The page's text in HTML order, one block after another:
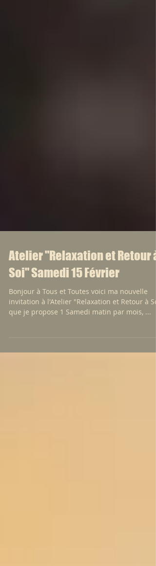
Atelier "Relaxation et Retour à
Soi" Samedi 15 Février
Bonjour à Tous et Toutes voici ma nouvelle
invitation à l'Atelier "Relaxation et Retour à